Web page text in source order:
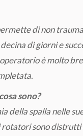
di non
di giorni e
è molto
sono?
della spalla nelle
sono